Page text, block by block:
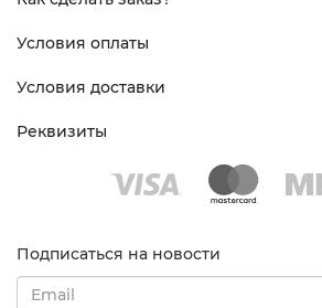
Условия оплаты
Условия доставки
Реквизиты
Подписаться на новости